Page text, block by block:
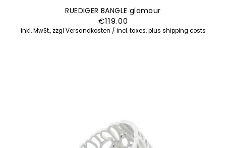
RUEDIGER BANGLE glamour
€119.00
inkl. MwSt., zzgl Versandkosten / incl. taxes, plus shipping costs